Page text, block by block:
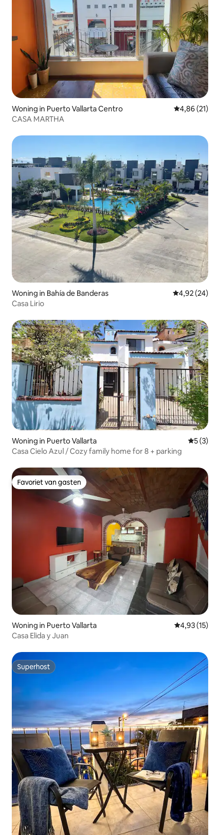
Woning in Puerto Vallarta Centro Gemiddelde
4,86 (21)
CASA MARTHA
Woning in Bahía de Banderas Gemiddelde
4,92 (24)
Casa Lirio
Woning in Puerto Vallarta
5 (3)
Casa Cielo Azul / Cozy family home for 8 + parking
Favoriet van gasten
Favoriet van gasten
Woning in Puerto Vallarta Gemiddelde
4,93 (15)
Casa Elida y Juan
Superhost
Superhost